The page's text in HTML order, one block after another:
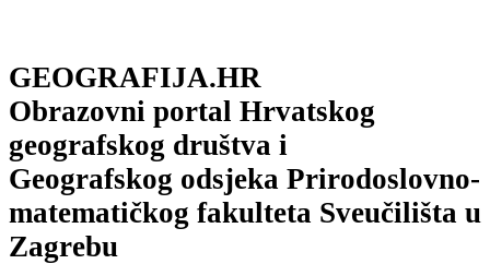
GEOGRAFIJA.HR
Obrazovni portal Hrvatskog
geografskog društva i
Geografskog odsjeka Prirodoslovno-
matematičkog fakulteta Sveučilišta u
Zagrebu